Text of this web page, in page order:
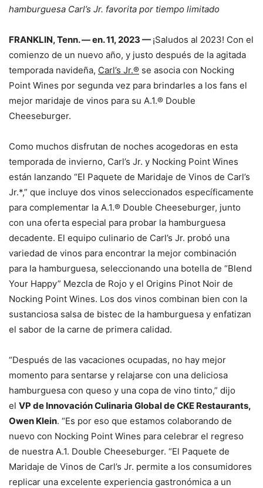
hamburguesa Carl’s Jr. favorita por tiempo limitado
FRANKLIN, Tenn. — en. 11, 2023 — ¡Saludos al 2023! Con el
comienzo de un nuevo año, y justo después de la agitada
temporada navideña, Carl’s Jr.® se asocia con Nocking
Point Wines por segunda vez para brindarles a los fans el
mejor maridaje de vinos para su A.1.® Double
Cheeseburger.
Como muchos disfrutan de noches acogedoras en esta
temporada de invierno, Carl’s Jr. y Nocking Point Wines
están lanzando “El Paquete de Maridaje de Vinos de Carl’s
Jr.*,” que incluye dos vinos seleccionados específicamente
para complementar la A.1.® Double Cheeseburger, junto
con una oferta especial para probar la hamburguesa
decadente. El equipo culinario de Carl’s Jr. probó una
variedad de vinos para encontrar la mejor combinación
para la hamburguesa, seleccionando una botella de “Blend
Your Happy” Mezcla de Rojo y el Origins Pinot Noir de
Nocking Point Wines. Los dos vinos combinan bien con la
sustanciosa salsa de bistec de la hamburguesa y enfatizan
el sabor de la carne de primera calidad.
“Después de las vacaciones ocupadas, no hay mejor
momento para sentarse y relajarse con una deliciosa
hamburguesa con queso y una copa de vino tinto,” dijo
el VP de Innovación Culinaria Global de CKE Restaurants,
Owen Klein. “Es por eso que estamos colaborando de
nuevo con Nocking Point Wines para celebrar el regreso
de nuestra A.1. Double Cheeseburger. “El Paquete de
Maridaje de Vinos de Carl’s Jr. permite a los consumidores
replicar una excelente experiencia gastronómica a un